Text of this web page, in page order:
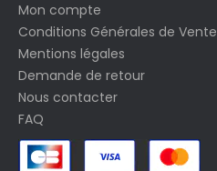
Mon compte
Conditions Générales de Vente
Mentions légales
Demande de retour
Nous contacter
FAQ